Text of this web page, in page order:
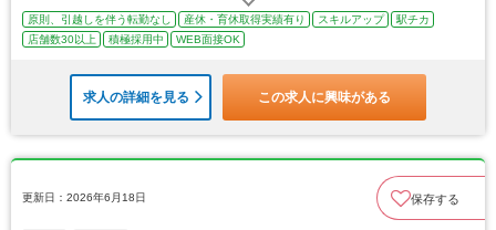
原則、引越しを伴う転勤なし 産休・育休取得実績有り スキルアップ
駅チカ
店舗数30以上
積極採用中 WEB面接OK
求人の詳細を見る この求人に興味がある
更新日：2026年6月18日 保存する